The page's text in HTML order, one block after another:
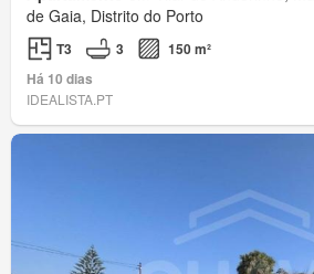
de Gaia, Distrito do Porto
T3 3
150 m²
Há 10 dias
IDEALISTA.PT